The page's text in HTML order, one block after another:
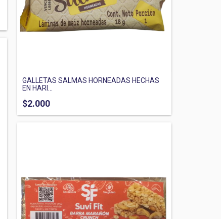
GALLETAS SALMAS HORNEADAS HECHAS
EN HARI...
$2.000